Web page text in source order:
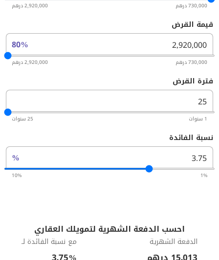
730,000 درهم 2,920,000 درهم
قيمة القرض
80%
730,000 درهم 2,920,000 درهم
فترة القرض
1 سنوات 25 سنوات
نسبة الفائدة
%
1%
10%
احسب الدفعة الشهرية لتمويلك العقاري
الدفعة الشهرية مع نسبة الفائدة لـ